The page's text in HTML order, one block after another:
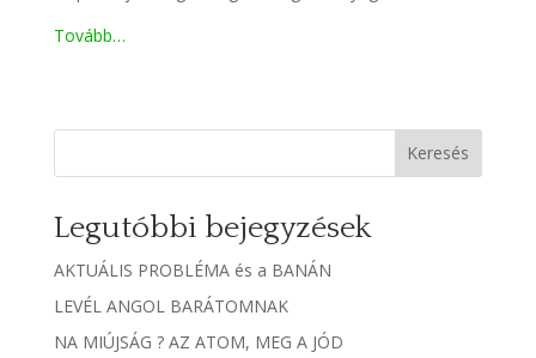
Tovább…
Keresés
Legutóbbi bejegyzések
AKTUÁLIS PROBLÉMA és a BANÁN
LEVÉL ANGOL BARÁTOMNAK
NA MIÚJSÁG ? AZ ATOM, MEG A JÓD